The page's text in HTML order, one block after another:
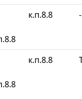
к.п.8.8 -
к.п.8.8